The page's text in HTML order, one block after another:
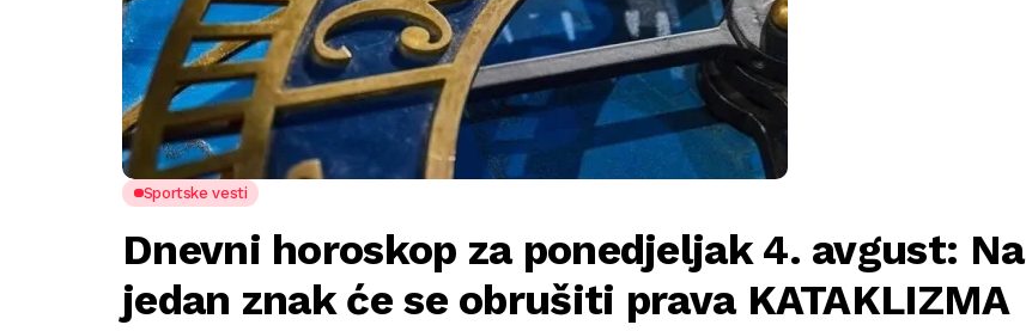
Sportske vesti
Dnevni horoskop za ponedjeljak 4. avgust: Na
jedan znak će se obrušiti prava KATAKLIZMA